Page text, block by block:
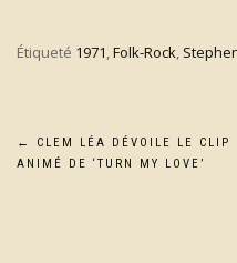
Étiqueté 1971,Folk-Rock,
Navigation
←
CLEM LÉA DÉVOILE LE CLIP
ANIMÉ DE ‘TURN MY LOVE’